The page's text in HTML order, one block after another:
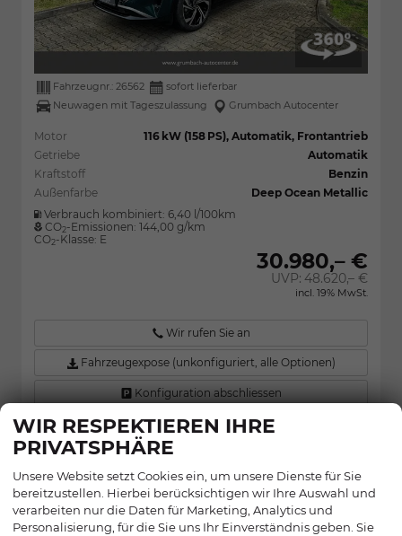
Fahrzeugnr.: 26562
sofort lieferbar
Neuwagen mit Tageszulassung
Grumbach Autocenter
Motor
116 kW (158 PS), Automatik, Frontantrieb
Getriebe
Automatik
Kraftstoff
Benzin
Außenfarbe
Deep Ocean Metallic
Verbrauch kombiniert: 6,40 l/100km
CO2-Emissionen: 144,00 g/km
CO2-Klasse: E
30.980,– €
UVP: 48.620,– €
incl. 19% MwSt.
Wir rufen Sie an
Fahrzeugexpose (unkonfiguriert, alle Optionen)
Konfiguration abschliessen
NISSAN QASHQAI
TEKNA+ Premium Plus 1.3 DIG-T MHEV
116kw Xtronic 20Zoll Sitzh. Lenkradh.
Vollausstattung
WIR RESPEKTIEREN IHRE
PRIVATSPHÄRE
Unsere Website setzt Cookies ein, um unsere Dienste für Sie
bereitzustellen. Hierbei berücksichtigen wir Ihre Auswahl und
verarbeiten nur die Daten für Marketing, Analytics und
Personalisierung, für die Sie uns Ihr Einverständnis geben. Sie